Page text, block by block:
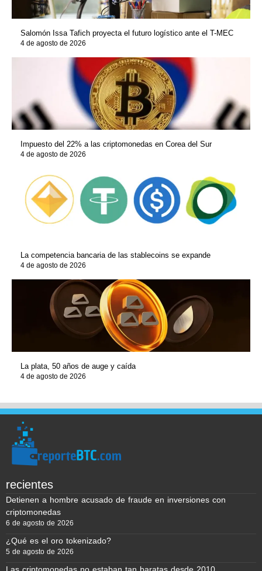
Salomón Issa Tafich proyecta el futuro logístico ante el T-MEC
4 de agosto de 2026
Impuesto del 22% a las criptomonedas en Corea del Sur
4 de agosto de 2026
La competencia bancaria de las stablecoins se expande
4 de agosto de 2026
La plata, 50 años de auge y caída
4 de agosto de 2026
recientes
Detienen a hombre acusado de fraude en inversiones con
criptomonedas
6 de agosto de 2026
¿Qué es el oro tokenizado?
5 de agosto de 2026